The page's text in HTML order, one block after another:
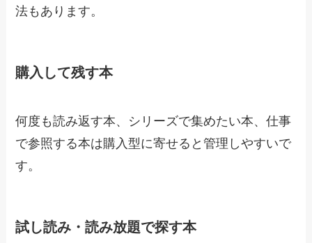
法もあります。
購入して残す本
何度も読み返す本、シリーズで集めたい本、仕事
で参照する本は購入型に寄せると管理しやすいで
す。
試し読み・読み放題で探す本